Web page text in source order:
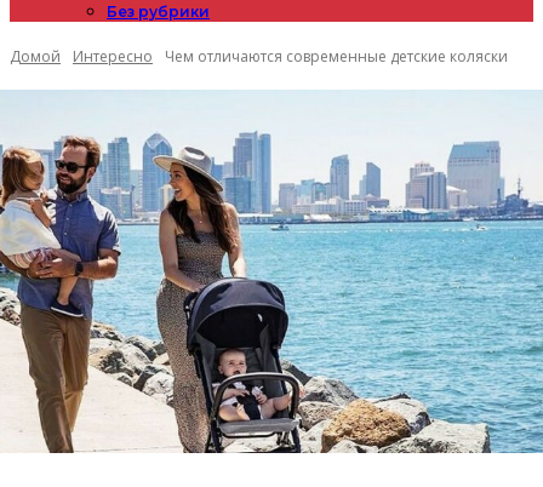
Без рубрики
Домой Интересно Чем отличаются современные детские коляски